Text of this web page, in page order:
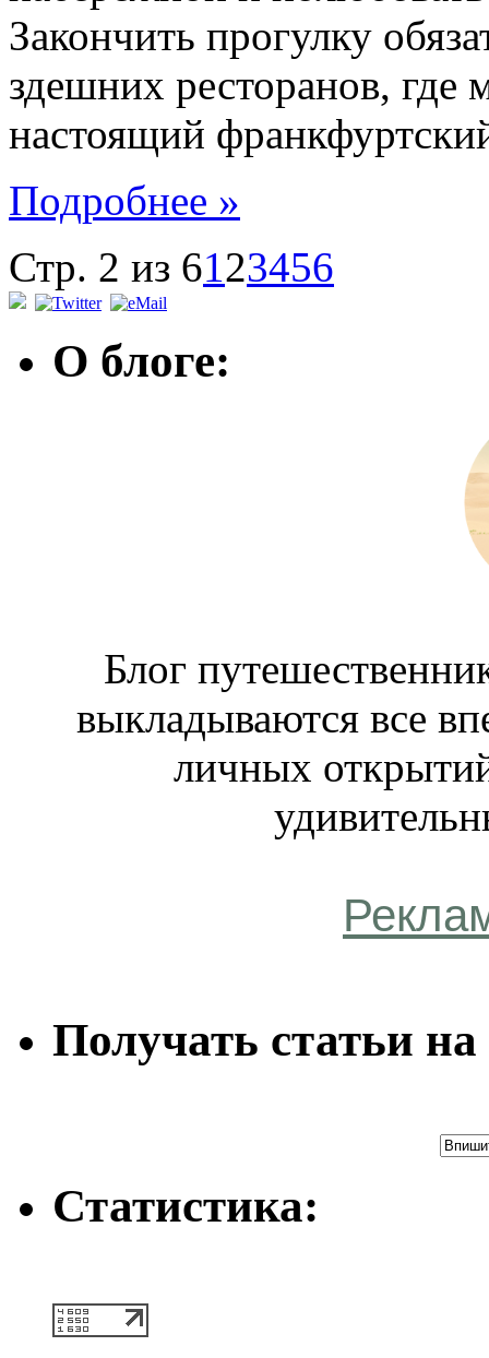
Закончить прогулку
здешних ресторанов, где
настоящий
Подробнее »
Стр. 2 из 61 23456
О блоге:
Блог
выкладываются все
личных
Получать статьи
Статистика: